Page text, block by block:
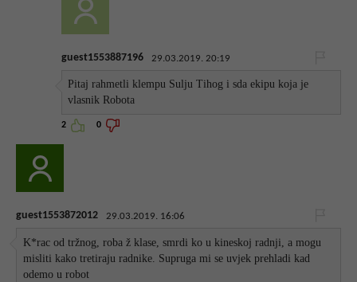
guest1553887196 29.03.2019. 20:19
Pitaj rahmetli klempu Sulju Tihog i sda ekipu koja je
vlasnik Robota
2 0
guest1553872012 29.03.2019. 16:06
K*rac od tržnog, roba ž klase, smrdi ko u kineskoj radnji, a mogu
misliti kako tretiraju radnike. Supruga mi se uvjek prehladi kad
odemo u robot